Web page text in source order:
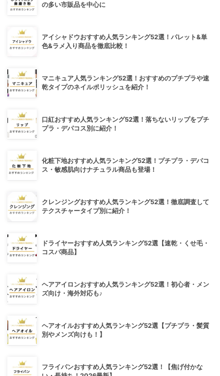
の多い市販品を中心に
アイシャドウおすすめ人気ランキング52選！パレット&単
色&ラメ入り商品を徹底比較！
マニキュア人気ランキング52選！おすすめのプチプラや速
乾タイプのネイルポリッシュを紹介！
口紅おすすめ人気ランキング52選！落ちないリップをプチ
プラ・デパコス別に紹介！
化粧下地おすすめ人気ランキング52選！プチプラ・デパコ
ス・敏感肌向けナチュラル商品も登場！
クレンジングおすすめ人気ランキング52選！徹底調査して
テクスチャータイプ別に紹介！
ドライヤーおすすめ人気ランキング52選【速乾・くせ毛・
コスパ商品】
ヘアアイロンおすすめ人気ランキング52選！初心者・メン
ズ向け・海外対応も♪
ヘアオイルおすすめ人気ランキング52選【プチプラ・髪質
別やメンズ向けも！】
フライパンおすすめ人気ランキング52選！【焦げ付かな